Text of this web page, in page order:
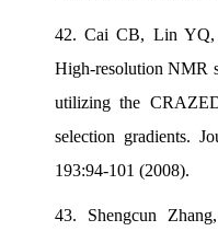
42.Cai CB, Lin YQ,
High-resolution NMR
utilizing the
selection gradients.
193:94-101 (2008).
43. Shengcun